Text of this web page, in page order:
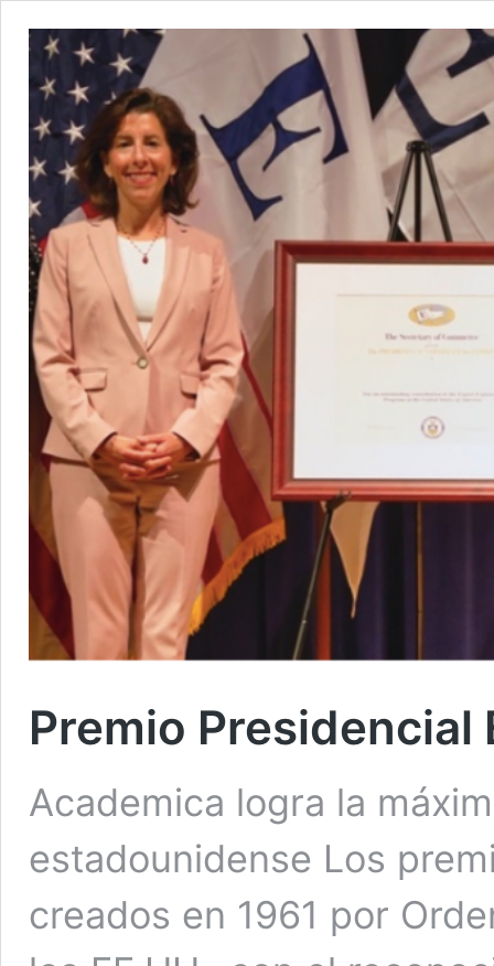
Premio
Academica logra la
estadounidense Los
creados en 1961 por